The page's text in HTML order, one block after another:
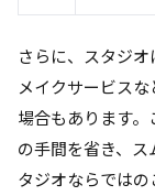
さらに、スタジ
メイクサービス
場合もあります
の手間を省き、
タジオならでは